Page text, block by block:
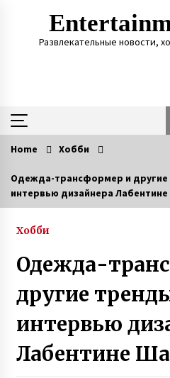
Развлекательные новости,
Актуальные
«Фото Ивана на
Героиня
облил кислотой
рождении у нее
3 года ago
Любовь лечит
удочерила
диагнозами и
Home Хобби
Одежда-трансформер и
интервью дизайнера
Хобби
Одежда-
другие
интервью
Лабентине